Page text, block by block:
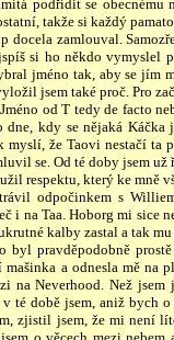
podřídit se
takže si každý
docela zamlouval.
si ho někdo vymyslel
jméno tak, aby se jím
jsem také proč. Pro
od T tedy de facto
kdy se nějaká Káčka
že Taovi nestačí ta
se. Od té doby jsem už
respektu, který ke mně
odpočinkem s
i na Taa. Hoborg mi
kalby zastal a tak
byl pravděpodobně
a odnesla mě na
na Neverhood. Než
té době jsem, aniž bych
zjistil jsem, že mi není